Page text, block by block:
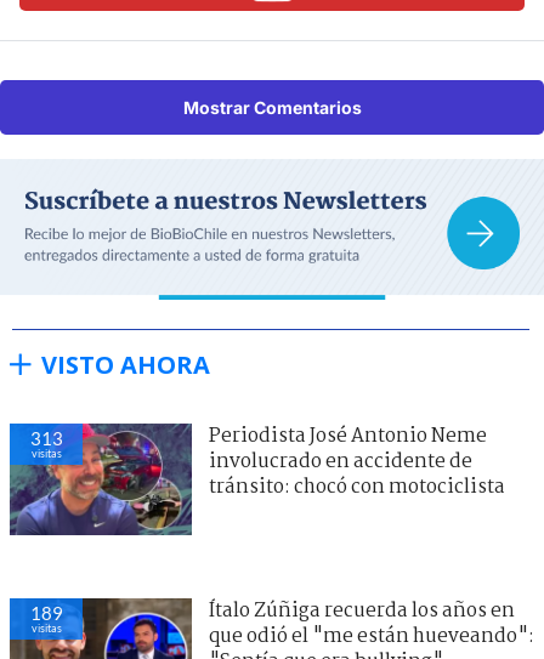
Mostrar Comentarios
VISTO AHORA
313
visitas
Periodista José Antonio Neme
involucrado en accidente de
tránsito: chocó con motociclista
189
visitas
Ítalo Zúñiga recuerda los años en
que odió el "me están hueveando":